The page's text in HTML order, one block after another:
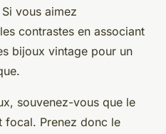
vous aimez
contrastes en associant
bijoux vintage pour un
souvenez-vous que le
focal. Prenez donc le